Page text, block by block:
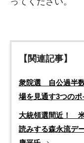
【関連記事】
衆院選 自公過半
場を見通す3つのポ
大統領選間近！
読みする森永流デ